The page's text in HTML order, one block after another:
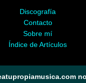
Discografía
Contacto
Sobre mí
Índice de Artículos